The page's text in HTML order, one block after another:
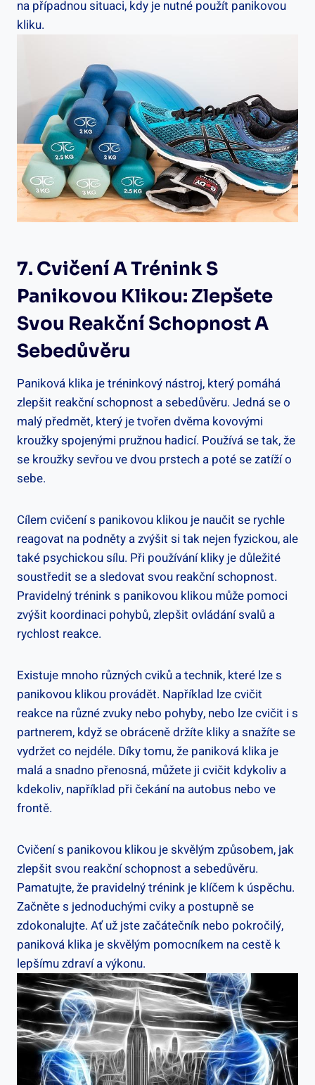
na případnou situaci, kdy je nutné použít panikovou
kliku.
7.⁣ Cvičení A Trénink S
Panikovou Klikou: Zlepšete
Svou Reakční Schopnost A
Sebedůvěru
Paniková klika je tréninkový nástroj, který pomáhá
⁢zlepšit‌ reakční schopnost a sebedůvěru. Jedná se o
malý ⁤předmět, který je tvořen dvěma ⁢kovovými
kroužky ‍spojenými pružnou hadicí. Používá se tak, že
⁢se ‌kroužky sevřou ve dvou prstech ⁢a poté se zatíží o
sebe.
Cílem ⁤cvičení s panikovou klikou ​je⁢ naučit se rychle
reagovat na podněty a ⁢zvýšit si tak nejen fyzickou, ale
také psychickou sílu. Při používání kliky ⁢je důležité ​
soustředit se a sledovat svou reakční​ schopnost.
Pravidelný trénink s panikovou klikou může⁤ pomoci
zvýšit koordinaci⁣ pohybů, zlepšit ovládání svalů a
rychlost reakce.
Existuje⁤ mnoho různých‌ cviků ⁣a technik, které lze s
panikovou klikou provádět. Například lze cvičit
reakce na různé zvuky nebo pohyby, nebo lze cvičit i s
partnerem, když se obráceně držíte kliky a snažíte se
vydržet co nejdéle. Díky tomu, že paniková klika ⁤je
malá ​a snadno přenosná, můžete ji cvičit kdykoliv a
kdekoliv, například při čekání na autobus nebo ve
frontě.
Cvičení s panikovou klikou je skvělým způsobem, jak
zlepšit svou reakční schopnost a ​sebedůvěru.
Pamatujte, že pravidelný trénink je klíčem ⁤k úspěchu.
⁣Začněte s jednoduchými ‌cviky a postupně ⁢se
zdokonalujte. Ať už jste začátečník nebo⁤ pokročilý,⁤
paniková klika ‍je skvělým pomocníkem na‍ cestě k
lepšímu zdraví ​a výkonu.